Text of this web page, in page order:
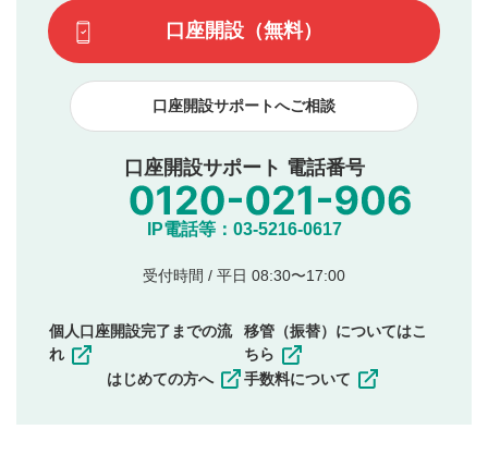
です）
てはお答えできません。各動画コンテンツへの掲載をもっ
て結果のご連絡といたします。ご了承ください。
下記の項目に該当すると判断された投稿内容は、掲載を
見合わせる場合がございます。
本動画コンテンツとは無関係の内容の投稿
他者への誹謗中傷や差別的表現投稿
公序良俗に反する内容の投稿
氏名、住所、電話番号など個人を特定できる情報の
他のサイトへの誘導や営利目的、広告・宣伝を目
他者の権利（商標、著作権、その他の知的財産
同一内容の多重投稿
その他当社が不適切と判断した投稿
一度投稿した評価およびコメントの変更・削除はできま
口座開設（無料）
口座開設サポートへご相談
口座開設サポート 電話番号
IP電話等：03-5216-0617
受付時間 / 平日 08:30〜17:00
個人口座開設完了までの流
れ
はじめての方へ
移管（振替）についてはこ
ちら
手数料について